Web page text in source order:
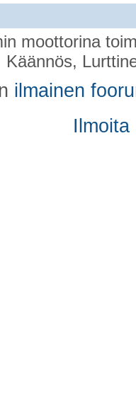
moottorina
Käännös,
ilmainen